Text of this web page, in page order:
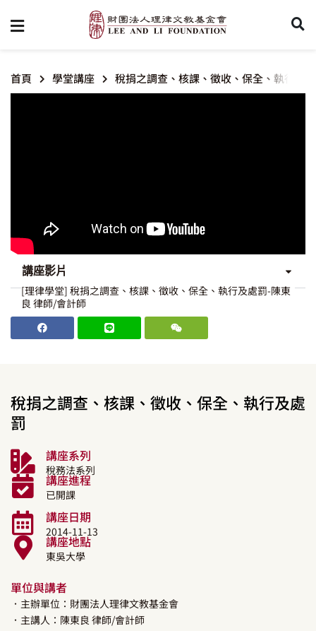
首頁 學堂講座 稅捐之調查、核課、徵收、保全、執行及
講座影片
[理律學堂] 稅捐之調查、核課、徵收、保全、執行及處罰-陳東
良 律師/會計師
稅捐之調查、核課、徵收、保全、執行及處
罰
講座系列
稅務法系列
講座進程
已開課
講座日期
2014-11-13
講座地點
東吳大學
單位與講者
．主辦單位：財團法人理律文教基金會
．主講人： 陳東良 律師/會計師